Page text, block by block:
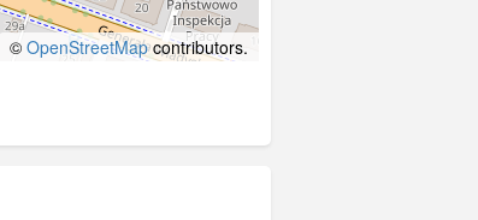
© OpenStreetMapcontributors.